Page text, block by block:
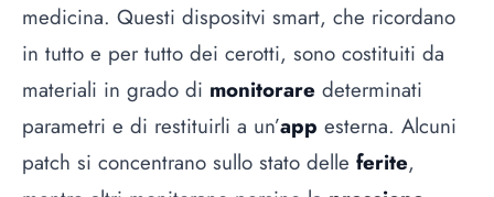
medicina. Questi dispositvi smart, che ricordano
in tutto e per tutto dei cerotti, sono costituiti da
materiali in grado di monitorare determinati
parametri e di restituirli a un’app esterna. Alcuni
patch si concentrano sullo stato delle ferite,